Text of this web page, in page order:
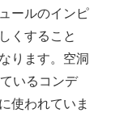
ールのインピ
くすること
ります。空洞
いるコンデ
使われていま